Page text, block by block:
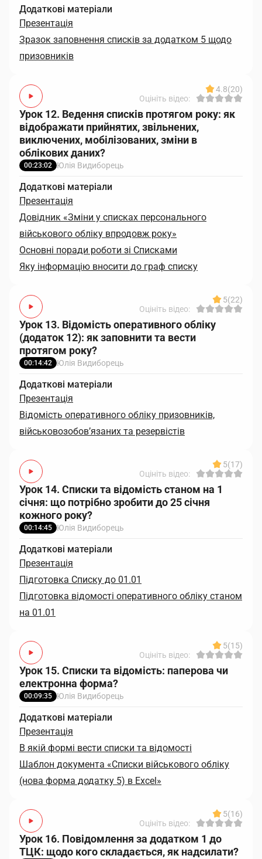
Додаткові матеріали
Презентація
Зразок заповнення списків за додатком 5 щодо
призовників
4.8(20)
Оцініть відео:
Урок 12. Ведення списків протягом року: як
відображати прийнятих, звільнених,
виключених, мобілізованих, зміни в
облікових даних?
00:23:02 Юлія Видиборець
Додаткові матеріали
Презентація
Довідник «Зміни у списках персонального
військового обліку впродовж року»
Основні поради роботи зі Списками
Яку інформацію вносити до граф списку
5(22)
Оцініть відео:
Урок 13. Відомість оперативного обліку
(додаток 12): як заповнити та вести
протягом року?
00:14:42 Юлія Видиборець
Додаткові матеріали
Презентація
Відомість оперативного обліку призовників,
військовозобов’язаних та резервістів
5(17)
Оцініть відео:
Урок 14. Списки та відомість станом на 1
січня: що потрібно зробити до 25 січня
кожного року?
00:14:45 Юлія Видиборець
Додаткові матеріали
Презентація
Підготовка Списку до 01.01
Підготовка відомості оперативного обліку станом
на 01.01
5(15)
Оцініть відео:
Урок 15. Списки та відомість: паперова чи
електронна форма?
00:09:35 Юлія Видиборець
Додаткові матеріали
Презентація
В якій формі вести списки та відомості
Шаблон документа «Списки військового обліку
(нова форма додатку 5) в Excel»
5(16)
Оцініть відео:
Урок 16. Повідомлення за додатком 1 до
ТЦК: щодо кого складається, як надсилати?